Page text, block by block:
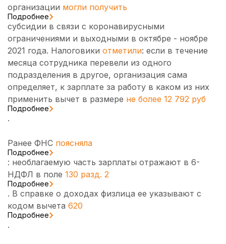
организации могли получить
Подробнее
субсидии в связи с коронавирусными
ограничениями и выходными в октябре - ноябре
2021 года. Налоговики отметили: если в течение
месяца сотрудника перевели из одного
подразделения в другое, организация сама
определяет, к зарплате за работу в каком из них
применить вычет в размере не более 12 792 руб
Подробнее
.
Ранее ФНС поясняла
Подробнее
: необлагаемую часть зарплаты отражают в 6-
НДФЛ в поле 130 разд. 2
Подробнее
. В справке о доходах физлица ее указывают с
кодом вычета 620
Подробнее
.